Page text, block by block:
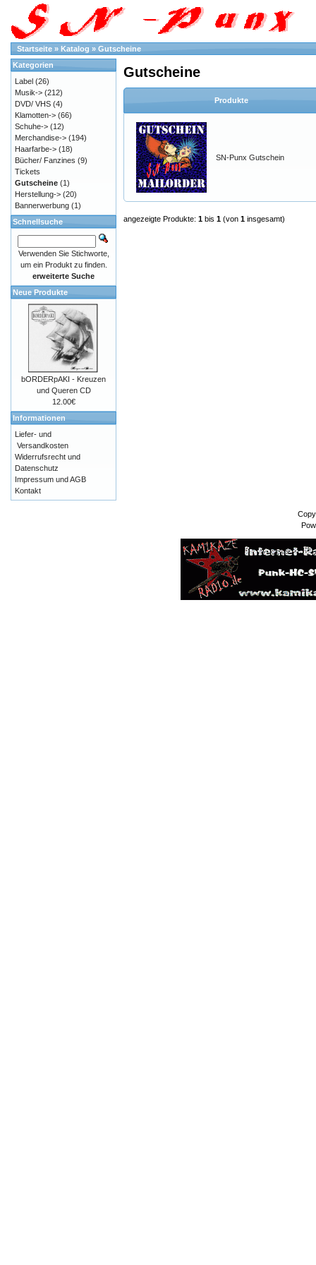
Startseite » Katalog » Gutscheine
Gutscheine
Produkte
SN-Punx Gutschein
angezeigte Produkte: 1 bis 1 (von 1 insgesamt)
Kategorien
Label (26)
Musik-> (212)
DVD/ VHS (4)
Klamotten-> (66)
Schuhe-> (12)
Merchandise-> (194)
Haarfarbe-> (18)
Bücher/ Fanzines (9)
Tickets
Gutscheine (1)
Herstellung-> (20)
Bannerwerbung (1)
Schnellsuche
Verwenden Sie Stichworte,
um ein Produkt zu finden.
erweiterte Suche
Neue Produkte
bORDERpAKI - Kreuzen
und Queren CD
12.00€
Informationen
Liefer- und
Versandkosten
Widerrufsrecht und
Datenschutz
Impressum und AGB
Kontakt